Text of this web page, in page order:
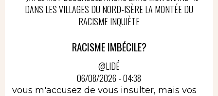
DANS LES VILLAGES DU NORD-ISÈRE LA MONTÉE DU
RACISME INQUIÈTE
RACISME IMBÉCILE?
@LIDÉ
06/08/2026 - 04:38
vous m'accusez de vous insulter, mais vos